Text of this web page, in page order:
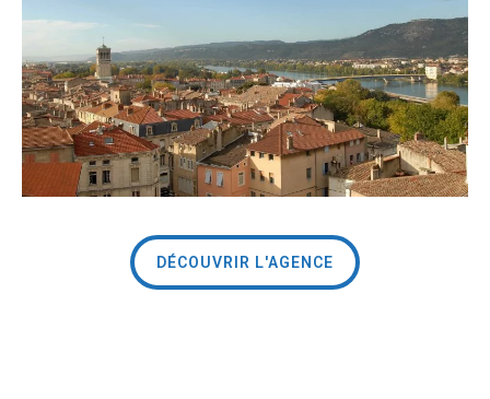
DÉCOUVRIR L'AGENCE